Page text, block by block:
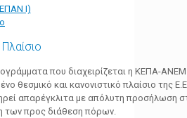
Ι)
που διαχειρίζεται η ΚΕΠΑ-
θεσμικό και κανονιστικό πλαίσιο της
απαρέγκλιτα με απόλυτη προσήλωση
των προς διάθεση πόρων.